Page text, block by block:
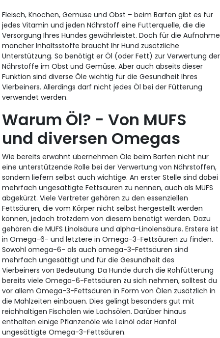
Fleisch, Knochen, Gemüse und Obst – beim Barfen gibt es für
jedes Vitamin und jeden Nährstoff eine Futterquelle, die die
Versorgung Ihres Hundes gewährleistet. Doch für die Aufnahme
mancher Inhaltsstoffe braucht Ihr Hund zusätzliche
Unterstützung. So benötigt er Öl (oder Fett) zur Verwertung der
Nährstoffe im Obst und Gemüse. Aber auch abseits dieser
Funktion sind diverse Öle wichtig für die Gesundheit Ihres
Vierbeiners. Allerdings darf nicht jedes Öl bei der Fütterung
verwendet werden.
Warum Öl? - Von MUFS
und diversen Omegas
Wie bereits erwähnt übernehmen Öle beim Barfen nicht nur
eine unterstützende Rolle bei der Verwertung von Nährstoffen,
sondern liefern selbst auch wichtige. An erster Stelle sind dabei
mehrfach ungesättigte Fettsäuren zu nennen, auch als MUFS
abgekürzt. Viele Vertreter gehören zu den essenziellen
Fettsäuren, die vom Körper nicht selbst hergestellt werden
können, jedoch trotzdem von diesem benötigt werden. Dazu
gehören die MUFS Linolsäure und alpha-Linolensäure. Erstere ist
in Omega-6- und letztere in Omega-3-Fettsäuren zu finden.
Sowohl omega-6- als auch omega-3-Fettsäuren sind
mehrfach ungesättigt und für die Gesundheit des
Vierbeiners von Bedeutung. Da Hunde durch die Rohfütterung
bereits viele Omega-6-Fettsäuren zu sich nehmen, solltest du
vor allem Omega-3-Fettsäuren in Form von Ölen zusätzlich in
die Mahlzeiten einbauen. Dies gelingt besonders gut mit
reichhaltigen Fischölen wie Lachsölen. Darüber hinaus
enthalten einige Pflanzenöle wie Leinöl oder Hanföl
ungesättigte Omega-3-Fettsäuren.